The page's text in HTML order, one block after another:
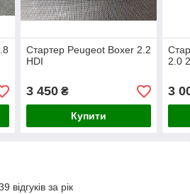
Стартер Peugeot Boxer 2.2
HDI
3 450₴
Купити
2.0
3
відгуків за рік